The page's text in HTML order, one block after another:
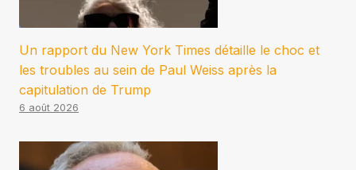
Un rapport du New York Times détaille le choc et
les troubles au sein de Paul Weiss après la
capitulation de Trump
6 août 2026